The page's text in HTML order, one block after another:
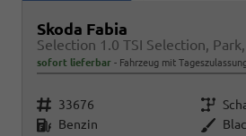
Skoda Fabia
sofort lieferbar Fahrzeug mit
Fahrzeugnr. 33676 Getriebe
Kraftstoff Benzin Außenfarbe